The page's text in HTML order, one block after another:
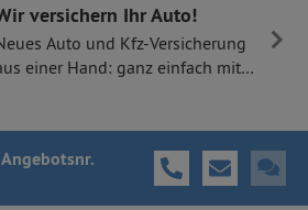
versichern Ihr Auto!
Auto und Kfz-Versicherung
einer Hand: ganz einfach mit